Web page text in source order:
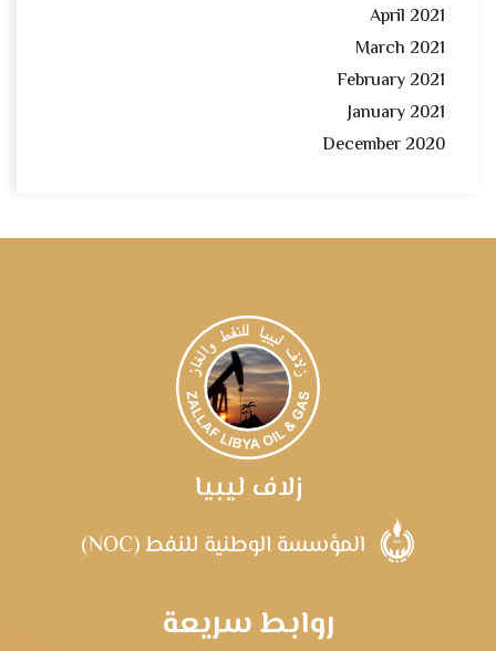
April 2021
March 2021
February 2021
January 2021
December 2020
زلاف ليبيا
روابط سريعة